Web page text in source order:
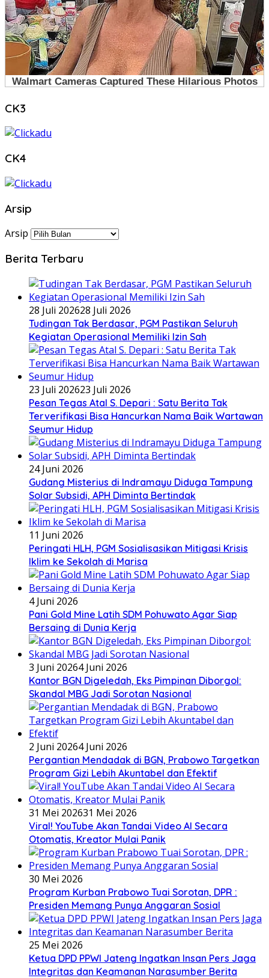
CK3
CK4
Arsip
Arsip
Berita Terbaru
28 Juli 202628 Juli 2026
Tudingan Tak Berdasar, PGM Pastikan Seluruh
Kegiatan Operasional Memiliki Izin Sah
23 Juli 202623 Juli 2026
Pesan Tegas Atal S. Depari : Satu Berita Tak
Terverifikasi Bisa Hancurkan Nama Baik Wartawan
Seumur Hidup
24 Juni 2026
Gudang Misterius di Indramayu Diduga Tampung
Solar Subsidi, APH Diminta Bertindak
11 Juni 2026
Peringati HLH, PGM Sosialisasikan Mitigasi Krisis
Iklim ke Sekolah di Marisa
4 Juni 2026
Pani Gold Mine Latih SDM Pohuwato Agar Siap
Bersaing di Dunia Kerja
3 Juni 20264 Juni 2026
Kantor BGN Digeledah, Eks Pimpinan Diborgol:
Skandal MBG Jadi Sorotan Nasional
2 Juni 20264 Juni 2026
Pergantian Mendadak di BGN, Prabowo Targetkan
Program Gizi Lebih Akuntabel dan Efektif
31 Mei 202631 Mei 2026
Viral! YouTube Akan Tandai Video AI Secara
Otomatis, Kreator Mulai Panik
30 Mei 2026
Program Kurban Prabowo Tuai Sorotan, DPR :
Presiden Memang Punya Anggaran Sosial
25 Mei 2026
Ketua DPD PPWI Jateng Ingatkan Insan Pers Jaga
Integritas dan Keamanan Narasumber Berita